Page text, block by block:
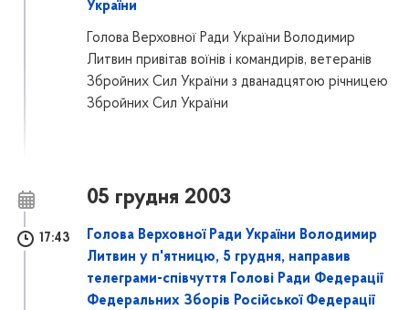
України
Голова Верховної Ради України Володимир
Литвин привітав воїнів і командирів, ветеранів
Збройних Сил України з дванадцятою річницею
Збройних Сил України
05 грудня 2003
17:43
Голова Верховної Ради України Володимир
Литвин у п'ятницю, 5 грудня, направив
телеграми-співчуття Голові Ради Федерації
Федеральних Зборів Російської Федерації